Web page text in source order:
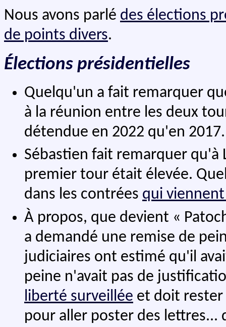
Nous avons parlé des élections
de points divers.
Élections présidentielles
Quelqu'un a fait remarquer
à la réunion entre les deux
détendue en 2022 qu'en 2017.
Sébastien fait remarquer qu'à
premier tour était élevée.
dans les contrées qui
À propos, que devient «
a demandé une remise de
judiciaires ont estimé qu'il
peine n'avait pas de
liberté surveillée et doit rester
pour aller poster des lettres...